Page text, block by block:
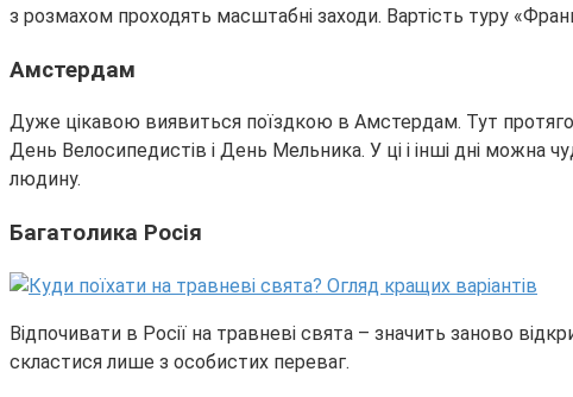
з розмахом проходять масштабні заходи. Вартість туру
Амстердам
Дуже цікавою виявиться поїздкою в Амстердам. Тут
День Велосипедистів і День Мельника. У ці і інші дні можна
людину.
Багатолика Росія
Відпочивати в Росії на травневі свята – значить заново
скластися лише з особистих переваг.